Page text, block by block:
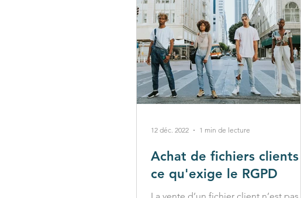
Achat de fichiers clients :
ce qu'exige le RGPD
La vente d’un fichier client n’est pas
12 déc. 2022 1 min de lecture